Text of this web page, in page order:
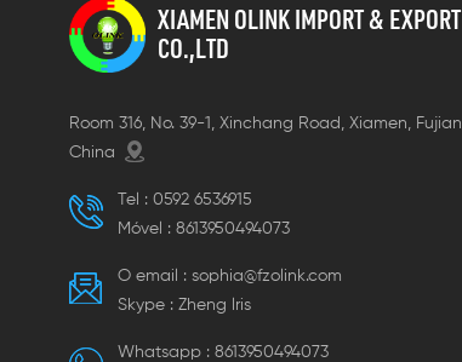
XIAMEN OLINK IMPORT & EXPORT
CO.,LTD
Room 316, No. 39-1, Xinchang Road, Xiamen, Fujian,
China
Tel : 0592 6536915
Móvel : 8613950494073
O email : sophia@fzolink.com
Skype : Zheng lris
Whatsapp : 8613950494073